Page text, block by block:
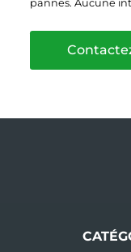
pannes. Aucune